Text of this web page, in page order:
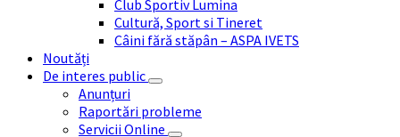
Club Sportiv Lumina
Cultură, Sport si Tineret
Câini fără stăpân – ASPA IVETS
Noutăți
De interes public
Anunțuri
Raportări probleme
Servicii Online